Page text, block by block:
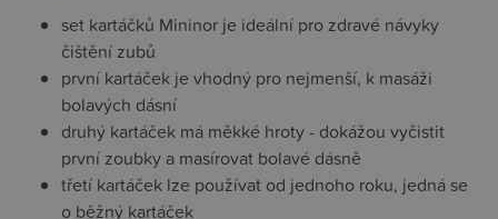
set kartáčků Mininor je ideální pro zdravé návyky
čištění zubů
první kartáček je vhodný pro nejmenší, k masáži
bolavých dásní
druhý kartáček má měkké hroty - dokážou vyčistit
první zoubky a masírovat bolavé dásně
třetí kartáček lze používat od jednoho roku, jedná se
o běžný kartáček